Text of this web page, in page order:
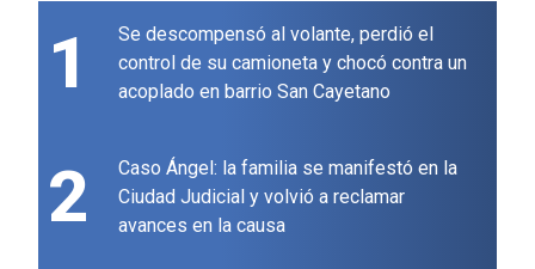
1
Se descompensó al volante, perdió el
control de su camioneta y chocó contra un
acoplado en barrio San Cayetano
2
Caso Ángel: la familia se manifestó en la
Ciudad Judicial y volvió a reclamar
avances en la causa